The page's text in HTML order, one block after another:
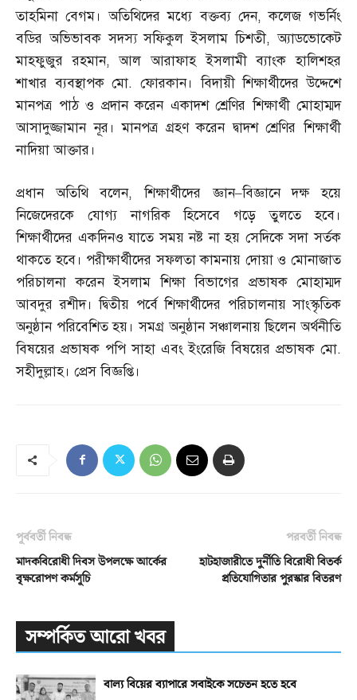
তাহমিনা বেগম। অতিথিদের মধ্যে বক্তব্য দেন,কলেজ গভর্নিং
বডির অভিভাবক সদস্য সফিকুল ইসলাম চিশতী,অ্যাডভোকেট
মাহফুজুর রহমান,আল আরাফাহ ইসলামী ব্যাংক হালিশহর
শাখার ব্যবস্থাপক মো.ফোরকান। বিদায়ী শিক্ষার্থীদের উদ্দেশে
মানপত্র পাঠ ও প্রদান করেন একাদশ শ্রেণির শিক্ষার্থী মোহাম্মদ
আসাদুজ্জামান নূর। মানপত্র গ্রহণ করেন দ্বাদশ শ্রেণির শিক্ষার্থী
নাদিয়া আক্তার।
প্রধান অতিথি বলেন,শিক্ষার্থীদের জ্ঞান–বিজ্ঞানে দক্ষ হয়ে
নিজেদেরকে যোগ্য নাগরিক হিসেবে গড়ে তুলতে হবে।
শিক্ষার্থীদের একদিনও যাতে সময় নষ্ট না হয় সেদিকে সদা সর্তক
থাকতে হবে। পরীক্ষার্থীদের সফলতা কামনায় দোয়া ও মোনাজাত
পরিচালনা করেন ইসলাম শিক্ষা বিভাগের প্রভাষক মোহাম্মদ
আবদুর রশীদ। দ্বিতীয় পর্বে শিক্ষার্থীদের পরিচালনায় সাংস্কৃতিক
অনুষ্ঠান পরিবেশিত হয়। সমগ্র অনুষ্ঠান সঞ্চালনায় ছিলেন অর্থনীতি
বিষয়ের প্রভাষক পপি সাহা এবং ইংরেজি বিষয়ের প্রভাষক মো.
সহীদুল্লাহ। প্রেস বিজ্ঞপ্তি।
পূর্ববর্তী নিবন্ধ
মাদকবিরোধী দিবস উপলক্ষে আর্কের
বৃক্ষরোপণ কর্মসূচি
পরবর্তী নিবন্ধ
হাটহাজারীতে দুর্নীতি বিরোধী বিতর্ক
প্রতিযোগিতার পুরস্কার বিতরণ
সম্পর্কিত আরো খবর
বাল্য বিয়ের ব্যাপারে সবাইকে সচেতন হতে হবে